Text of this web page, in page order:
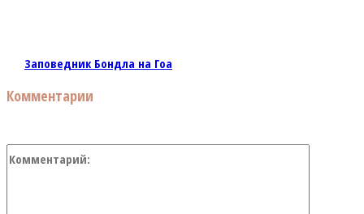
Заповедник Бондла на Гоа
Комментарии